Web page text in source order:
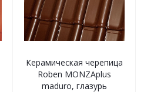
Керамическая черепица
Roben MONZAplus
maduro, глазурь